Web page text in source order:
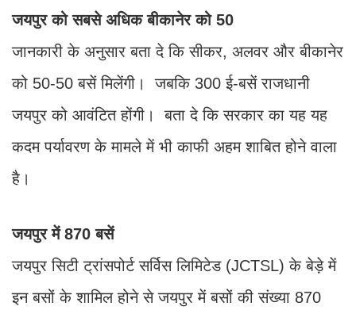
जयपुर को सबसे अधिक बीकानेर को 50
जानकारी के अनुसार बता दे कि सीकर, अलवर और बीकानेर
को 50-50 बसें मिलेंगी। जबकि 300 ई-बसें राजधानी
जयपुर को आवंटित होंगी। बता दे कि सरकार का यह यह
कदम पर्यावरण के मामले में भी काफी अहम शाबित होने वाला
है।
जयपुर में 870 बसें
जयपुर सिटी ट्रांसपोर्ट सर्विस लिमिटेड (JCTSL) के बेड़े में
इन बसों के शामिल होने से जयपुर में बसों की संख्या 870